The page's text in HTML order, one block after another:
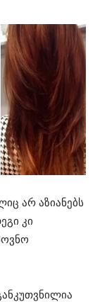
არ აზიანებს
კი